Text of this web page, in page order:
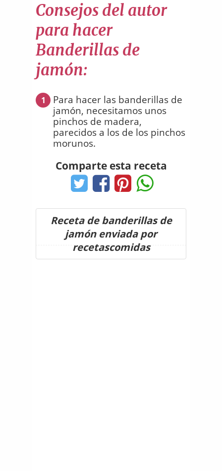
Consejos del autor
para hacer
Banderillas de
jamón:
1
Para hacer las banderillas de
jamón, necesitamos unos
pinchos de madera,
parecidos a los de los pinchos
morunos.
Comparte esta receta
Receta de banderillas de
jamón enviada por
recetascomidas